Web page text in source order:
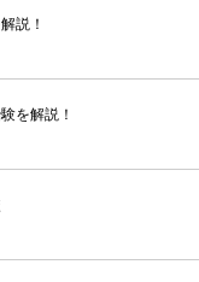
説！
を解説！